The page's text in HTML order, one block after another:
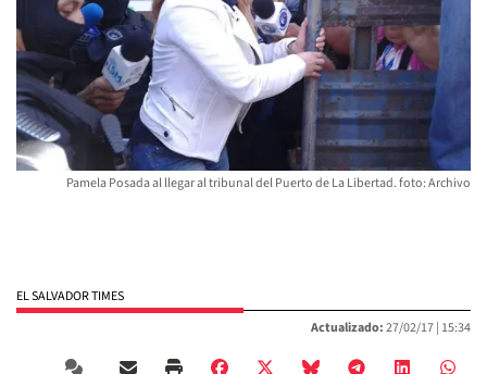
Pamela Posada al llegar al tribunal del Puerto de La Libertad. foto: Archivo
EL SALVADOR TIMES
Actualizado:27/02/17 | 15:34